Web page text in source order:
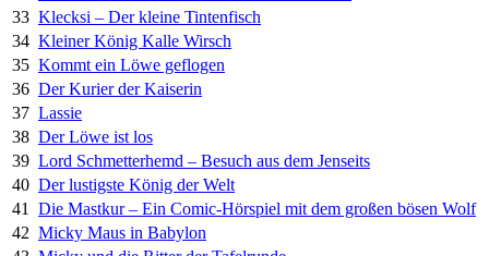
33 Klecksi – Der kleine Tintenfisch
34 Kleiner König Kalle Wirsch
35 Kommt ein Löwe geflogen
36 Der Kurier der Kaiserin
37 Lassie
38 Der Löwe ist los
39 Lord Schmetterhemd – Besuch aus dem Jenseits
40 Der lustigste König der Welt
41
Die Mastkur – Ein Comic-Hörspiel mit dem großen bösen Wolf
42 Micky Maus in Babylon